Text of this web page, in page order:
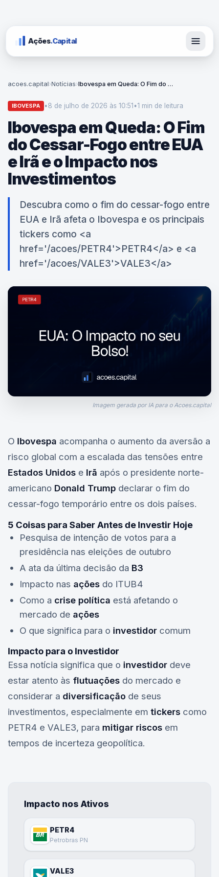
Ações.Capital
acoes.capital›Notícias› Ibovespa em Queda: O Fim do Cessar-Fogo entre EUA e Irã e o Impacto nos Investimentos
IBOVESPA •8 de julho de 2026 às 10:51 •1 min de leitura
Ibovespa em Queda: O Fim
do Cessar-Fogo entre EUA
e Irã e o Impacto nos
Investimentos
Descubra como o fim do cessar-fogo entre
EUA e Irã afeta o Ibovespa e os principais
tickers como <a
href='/acoes/PETR4'>PETR4</a> e <a
href='/acoes/VALE3'>VALE3</a>
Imagem gerada por IA para o Acoes.capital
O Ibovespa acompanha o aumento da aversão a
risco global com a escalada das tensões entre
Estados Unidos e Irã após o presidente norte-
americano Donald Trump declarar o fim do
cessar-fogo temporário entre os dois países.
5 Coisas para Saber Antes de Investir Hoje
Pesquisa de intenção de votos para a
presidência nas eleições de outubro
A ata da última decisão da B3
Impacto nas ações do ITUB4
Como a crise política está afetando o
mercado de ações
O que significa para o investidor comum
Impacto para o Investidor
Essa notícia significa que o investidor deve
estar atento às flutuações do mercado e
considerar a diversificação de seus
investimentos, especialmente em tickers como
PETR4 e VALE3, para mitigar riscos em
tempos de incerteza geopolítica.
Impacto nos Ativos
PETR4
Petrobras PN
VALE3